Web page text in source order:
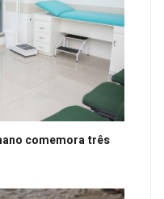
comemora três